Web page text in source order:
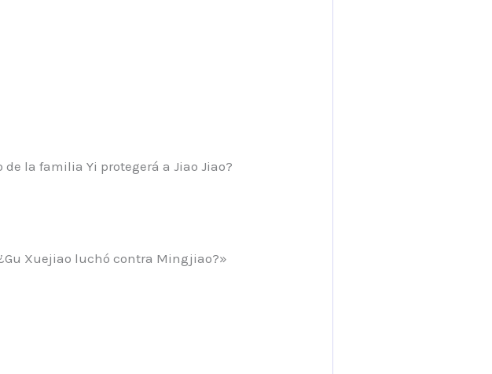
la familia Yi protegerá a Jiao Jiao?
Xuejiao luchó contra Mingjiao?»